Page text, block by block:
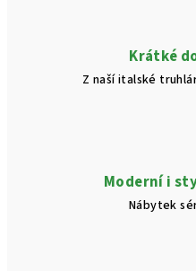
Krátké
Z naší italské
Moderní i
Nábytek